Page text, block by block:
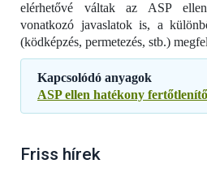
elérhetővé váltak az ASP
vonatkozó javaslatok is, a
(ködképzés, permetezés, stb.)
Kapcsolódó anyagok
ASP ellen hatékony
Friss hírek